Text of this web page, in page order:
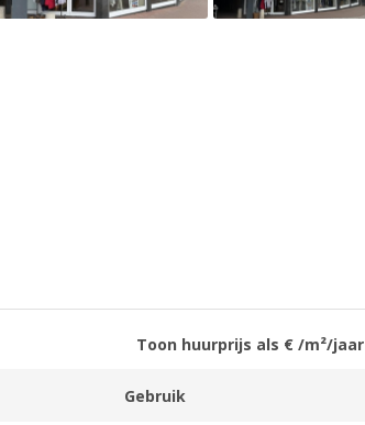
Toon huurprijs als € /m²/jaar
Gebruik